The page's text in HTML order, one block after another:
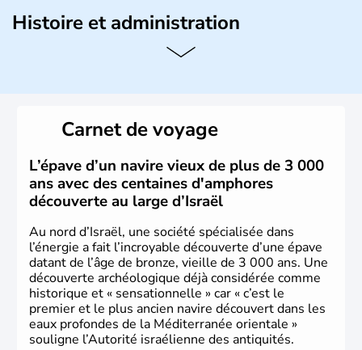
Histoire et administration
L'Israël est un état de la partie est de la Méditerranée,
vrai essor économique dans le domaine des nouvelles
Carnet de voyage
L’épave d’un navire vieux de plus de 3 000
ans avec des centaines d'amphores
découverte au large d’Israël
Au nord d’Israël, une société spécialisée dans
l’énergie a fait l’incroyable découverte d’une épave
datant de l’âge de bronze, vieille de 3 000 ans. Une
découverte archéologique déjà considérée comme
historique et « sensationnelle » car « c’est le
premier et le plus ancien navire découvert dans les
eaux profondes de la Méditerranée orientale »
souligne l’Autorité israélienne des antiquités.